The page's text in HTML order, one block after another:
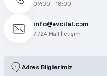
09:00 - 18:00
info@evcilal.com
7 /24 Mail İletişim
Adres Bilgilerimiz